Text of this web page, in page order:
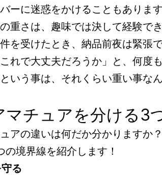
ーに迷惑をかけることもあります
重さは、趣味では決して経験で
を受けたとき、納品前夜は緊張
れで大丈夫だろうか」と、何度
いう事は、それくらい重い事なん
マチュアを分ける3
アの違いは何だか分かりますか？
の境界線を紹介します！
る